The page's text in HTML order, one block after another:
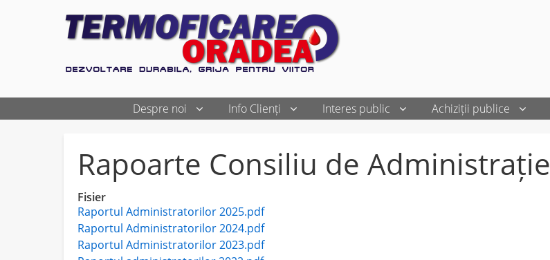
Despre noi Info Clienți Interes public Achiziții publice
Rapoarte Consiliu de Administrație
Fisier
Raportul Administratorilor 2025.pdf
Raportul Administratorilor 2024.pdf
Raportul Administratorilor 2023.pdf